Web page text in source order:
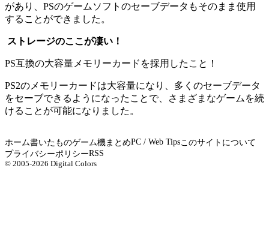
があり、PSのゲームソフトのセーブデータもそのまま使用
することができました。
ストレージのここが凄い！
PS互換の大容量メモリーカードを採用したこと！
PS2のメモリーカードは大容量になり、多くのセーブデータ
をセーブできるようになったことで、さまざまなゲームを続
けることが可能になりました。
ホーム書いたものゲーム機まとめPC / Web Tipsこのサイトについて
プライバシーポリシーRSS
© 2005-2026 Digital Colors